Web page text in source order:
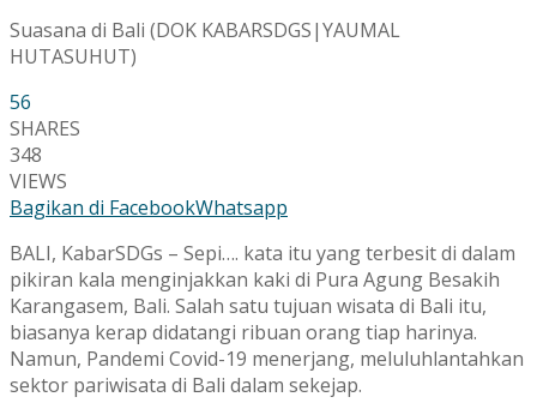
Suasana di Bali (DOK KABARSDGS|YAUMAL
HUTASUHUT)
56
SHARES
348
VIEWS
Bagikan di FacebookWhatsapp
BALI, KabarSDGs – Sepi…. kata itu yang terbesit di dalam
pikiran kala menginjakkan kaki di Pura Agung Besakih
Karangasem, Bali. Salah satu tujuan wisata di Bali itu,
biasanya kerap didatangi ribuan orang tiap harinya.
Namun, Pandemi Covid-19 menerjang, meluluhlantahkan
sektor pariwisata di Bali dalam sekejap.